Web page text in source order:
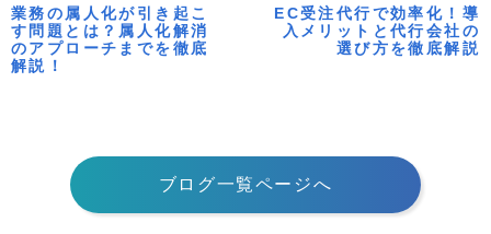
業務の属人化が引き起こ
す問題とは？属人化解消
のアプローチまでを徹底
解説！
EC受注代行で効率化！導
入メリットと代行会社の
選び方を徹底解説
ブログ一覧ページへ